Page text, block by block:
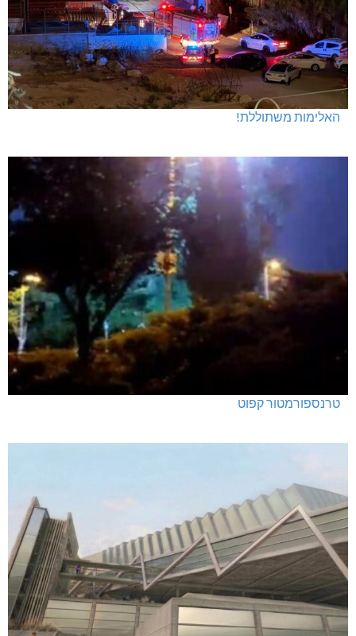
מנהלת אשכול גנים כפר ורדים: אורלי גלברט
האלימות משתוללת!